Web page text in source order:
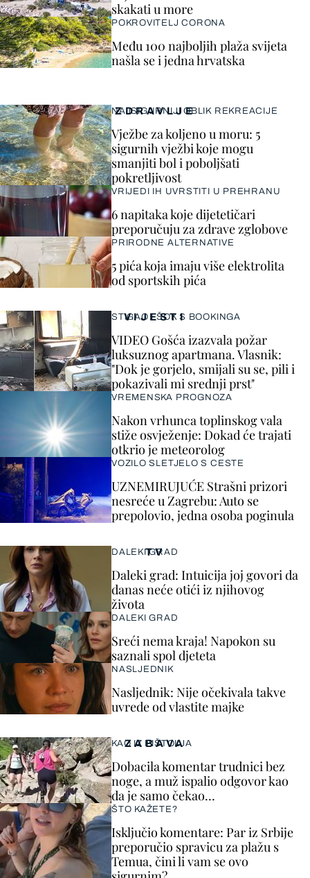
VIJESTI
STIGAO I ŠOK S BOOKINGA
VIDEO Gošća izazvala požar
luksuznog apartmana. Vlasnik:
"Dok je gorjelo, smijali su se, pili i
pokazivali mi srednji prst"
VREMENSKA PROGNOZA
Nakon vrhunca toplinskog vala
stiže osvježenje: Dokad će trajati
otkrio je meteorolog
VOZILO SLETJELO S CESTE
UZNEMIRUJUĆE Strašni prizori
nesreće u Zagrebu: Auto se
prepolovio, jedna osoba poginula
ZDRAVLJE
NAJSIGURNIJI OBLIK REKREACIJE
Vježbe za koljeno u moru: 5
sigurnih vježbi koje mogu
smanjiti bol i poboljšati
pokretljivost
VRIJEDI IH UVRSTITI U PREHRANU
6 napitaka koje dijetetičari
preporučuju za zdrave zglobove
PRIRODNE ALTERNATIVE
5 pića koja imaju više elektrolita
od sportskih pića
ZABAVA
KAO IZ PIŠTOLJA
Dobacila komentar trudnici bez
noge, a muž ispalio odgovor kao
da je samo čekao…
ŠTO KAŽETE?
Isključio komentare: Par iz Srbije
preporučio spravicu za plažu s
Temua, čini li vam se ovo
TV
DALEKI GRAD
Daleki grad: Intuicija joj govori da
danas neće otići iz njihovog
života
DALEKI GRAD
Sreći nema kraja! Napokon su
saznali spol djeteta
NASLJEDNIK
Nasljednik: Nije očekivala takve
uvrede od vlastite majke
skakati u more
POKROVITELJ CORONA
Među 100 najboljih plaža svijeta
našla se i jedna hrvatska